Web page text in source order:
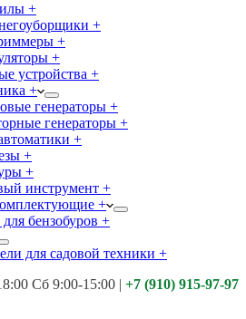
+
+
+
+
устройства +
+
генераторы +
генераторы +
+
+
+
инструмент +
+
бензобуров +
для садовой техники +
д.113
Сб 9:00-15:00 | +7 (910) 915-97-97